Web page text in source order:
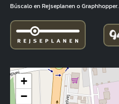
Búscalo en Rejseplanen o Graphhopper.
+
−